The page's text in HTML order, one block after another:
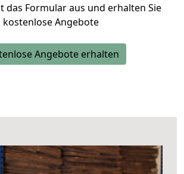
das Formular aus und erhalten Sie
kostenlose Angebote
Angebote erhalten